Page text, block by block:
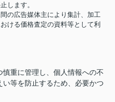
します。
の広告媒体主により集計、加工
ける価格査定の資料等として利
重に管理し、個人情報への不
等を防止するため、必要かつ